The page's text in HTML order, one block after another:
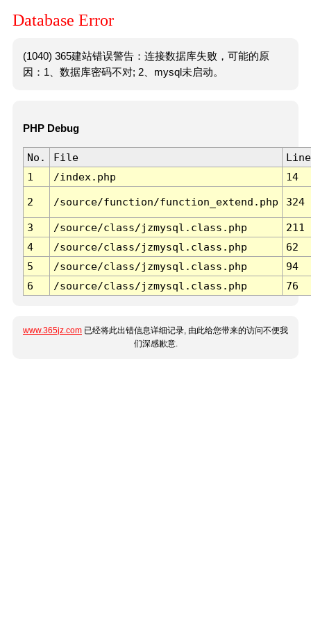
Database Error
(1040) 365建站错误警告：连接数据库失败，可能的原
因：1、数据库密码不对; 2、mysql未启动。
PHP Debug
No. File
Line
1
/index.php 14
2 /source/function/function_extend.php 324
3 /source/class/jzmysql.class.php
211
4
/source/class/jzmysql.class.php
62
5
/source/class/jzmysql.class.php
94
6
/source/class/jzmysql.class.php 76
www.365jz.com 已经将此出错信息详细记录, 由此给您带来的访问不便我
们深感歉意.